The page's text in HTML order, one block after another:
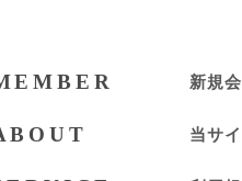
新規
当サ